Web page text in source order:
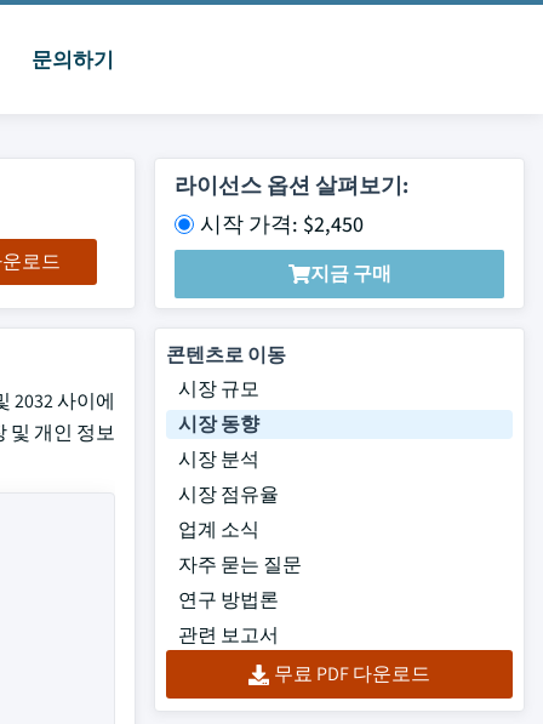
문의하기
운로드
라이선스 옵션 살펴보기:
시작 가격: $2,450
지금 구매
2032 사이에
및 개인 정보
콘텐츠로 이동
시장 규모
시장 동향
시장 분석
시장 점유율
업계 소식
자주 묻는 질문
연구 방법론
관련 보고서
무료 PDF 다운로드